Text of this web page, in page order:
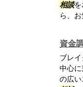
相談を
ら、
資金
ブレ
中心に
の広